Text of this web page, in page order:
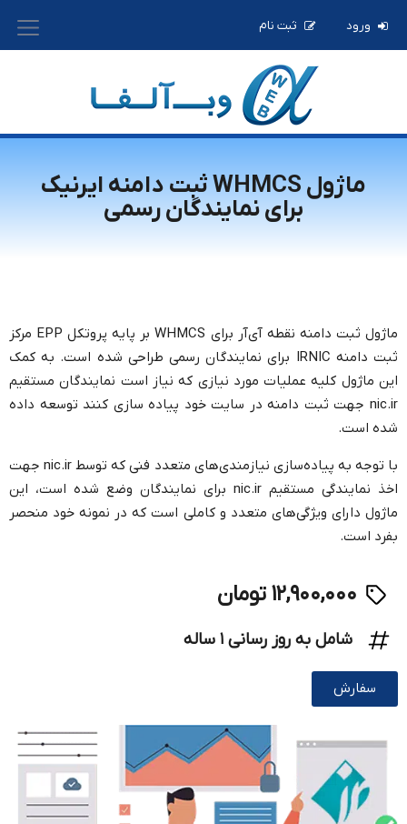
ورود ثبت نام
ماژول WHMCS ثبت دامنه ایرنیک
برای نمایندگان رسمی
ماژول ثبت دامنه نقطه آی‌آر برای WHMCS بر پایه پروتکل EPP مرکز
ثبت دامنه IRNIC برای نمایندگان رسمی طراحی شده است. به کمک
این ماژول کلیه عملیات مورد نیازی که نیاز است نمایندگان مستقیم
nic.ir جهت ثبت دامنه در سایت خود پیاده سازی کنند توسعه داده
شده است.
با توجه به پیاده‌سازی نیازمندی‌های متعدد فنی که توسط nic.ir جهت
اخذ نمایندگی مستقیم nic.ir برای نمایندگان وضع شده است، این
ماژول دارای ویژگی‌های متعدد و کاملی است که در نمونه خود منحصر
بفرد است.
۱۲,۹۰۰,۰۰۰ تومان
شامل به روز رسانی ۱ ساله
سفارش